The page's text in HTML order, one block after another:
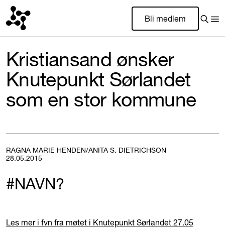
Bli medlem
Kristiansand ønsker
Knutepunkt Sørlandet
som en stor kommune
RAGNA MARIE HENDEN/ANITA S. DIETRICHSON
28.05.2015
#NAVN?
Les mer i fvn fra møtet i Knutepunkt Sørlandet 27.05